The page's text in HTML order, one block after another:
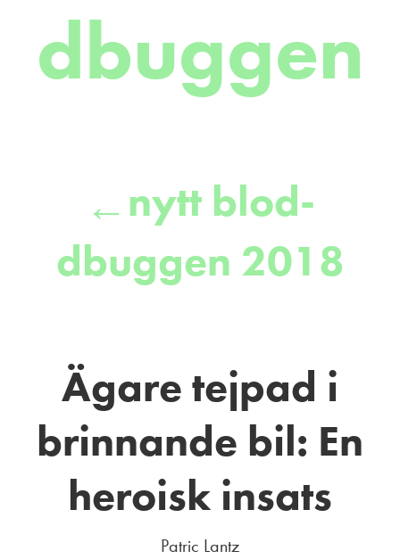
dbuggen
←nytt blod-
dbuggen 2018
Ägare tejpad i
brinnande bil: En
heroisk insats
Patric Lantz